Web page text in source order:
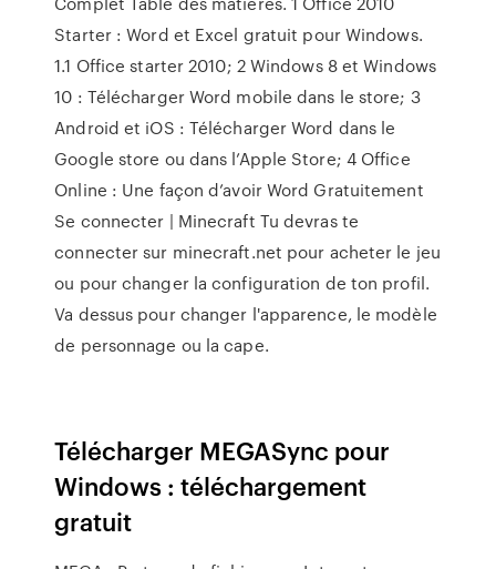
Starter : Word et Excel gratuit pour Windows.
1.1 Office starter 2010; 2 Windows 8 et Windows
10 : Télécharger Word mobile dans le store; 3
Android et iOS : Télécharger Word dans le
Google store ou dans l’Apple Store; 4 Office
Online : Une façon d’avoir Word Gratuitement
Se connecter | Minecraft Tu devras te
connecter sur minecraft.net pour acheter le jeu
ou pour changer la configuration de ton profil.
Va dessus pour changer l'apparence, le modèle
de personnage ou la cape.
Télécharger MEGASync pour
Windows : téléchargement
gratuit